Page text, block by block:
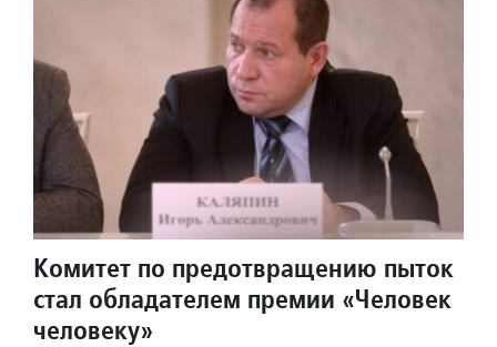
Комитет по предотвращению пыток
стал обладателем премии «Человек
человеку»